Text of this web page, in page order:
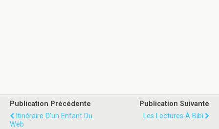
Publication Précédente
Itinéraire D’un Enfant Du
Web
Publication Suivante
Les Lectures À Bibi